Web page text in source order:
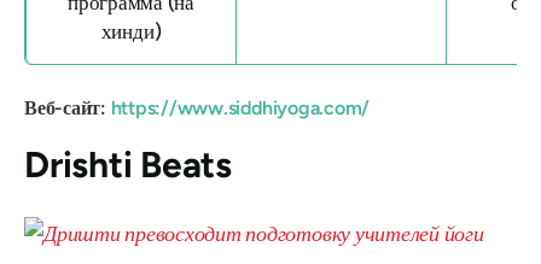
хинди)
Веб-сайт: https://www.siddhiyoga.com/
Drishti Beats